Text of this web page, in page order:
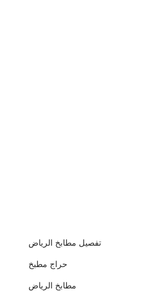
تفصيل مطابخ الرياض
حراج مطبخ
مطابخ الرياض